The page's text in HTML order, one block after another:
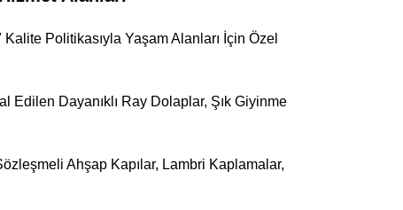
Politikasıyla Yaşam Alanları İçin Özel
Dayanıklı Ray Dolaplar, Şık Giyinme
Ahşap Kapılar, Lambri Kaplamalar,